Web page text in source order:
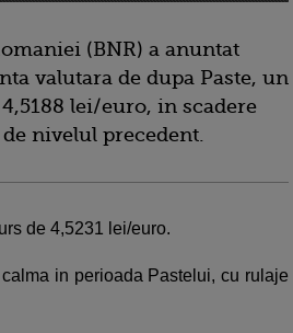
(BNR) a anuntat
valutara de dupa Paste, un
lei/euro, in scadere
nivelul precedent.
de 4,5231 lei/euro.
in perioada Pastelui, cu rulaje